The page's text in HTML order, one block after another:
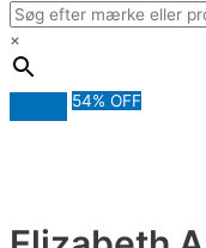
×
54% OFF